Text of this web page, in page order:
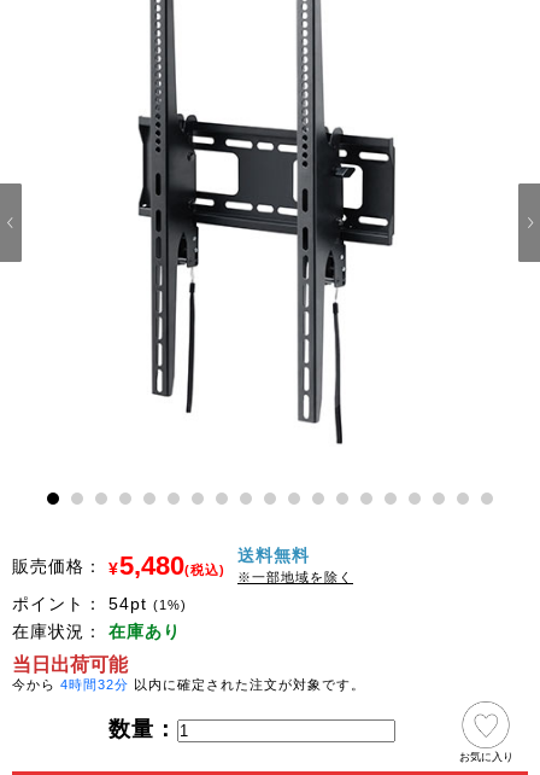
10 11 12 13 14 15 16 17 18
販売価格： ¥5,480(税込)
送料無料
※一部地域を除く
ポイント： 54pt (1%)
在庫状況： 在庫あり
当日出荷可能
今から 4時間32分 以内に確定された注文が対象です。
数量：
お気に入り